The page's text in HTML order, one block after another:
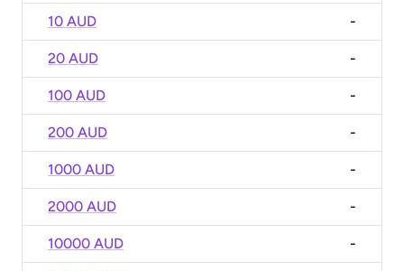
10 AUD -
20 AUD -
100 AUD -
200 AUD -
1000 AUD -
2000 AUD -
10000 AUD -